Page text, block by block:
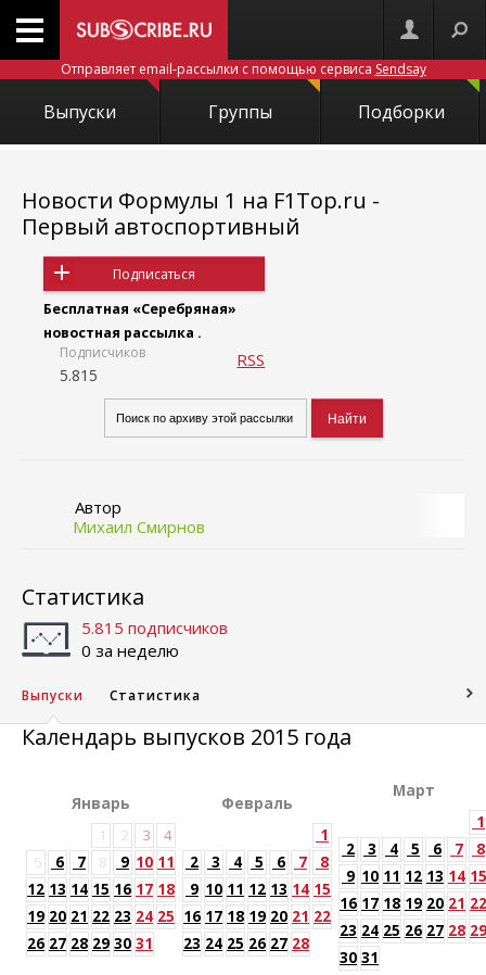
Отправляет email-рассылки с помощью сервиса Sendsay
Выпуски Группы Подборки
Новости Формулы 1 на F1Top.ru -
Первый автоспортивный
Подписаться
Бесплатная «Серебряная»
новостная рассылка .
Подписчиков
5.815
RSS
Автор
Михаил Смирнов
Статистика
5.815 подписчиков
0 за неделю
Выпуски Статистика
Календарь выпусков 2015 года
Январь
1
2 3
4
5
6 7 8 9 10 11
12 13 14 15 16 17 18
19 20 21 22 23 24 25
26 27 28 29 30 31
Февраль
1
2
3 4 5 6 7
8
9 10 11 12 13 14 15
16 17 18 19 20 21 22
23 24 25 26 27 28
Март
1
2
3 4 5 6 7
8
9 10 11 12 13 14 15
16 17 18 19 20 21 22
23 24 25 26 27 28 29
30 31